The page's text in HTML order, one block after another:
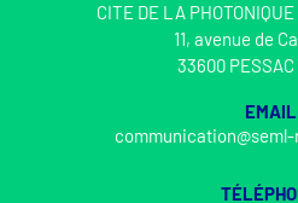
CITE DE LA
11, avenue de
33600
EMAIL